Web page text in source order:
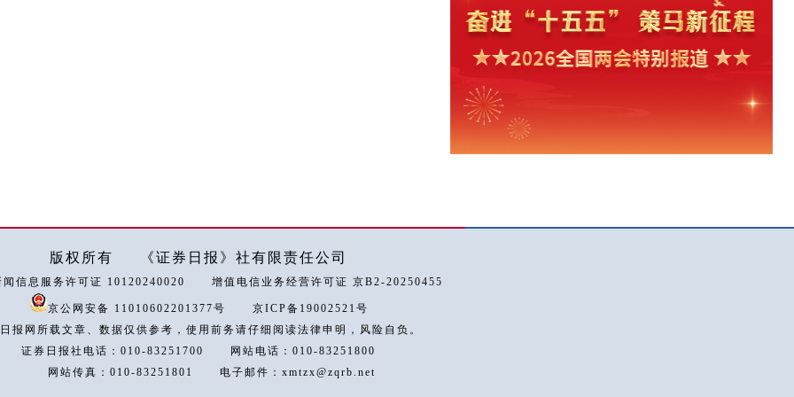
版权所有 《证券日报》社有限责任公司
闻信息服务许可证 10120240020 增值电信业务经营许可证 京B2-20250455
京公网安备 11010602201377号
京ICP备19002521号
报网所载文章、数据仅供参考，使用前务请仔细阅读法律申明，风险自负。
证券日报社电话：010-83251700
网站电话：010-83251800
网站传真：010-83251801
电子邮件：xmtzx@zqrb.net